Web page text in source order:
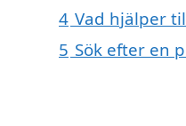
4 Vad hjälper
5 Sök efter en